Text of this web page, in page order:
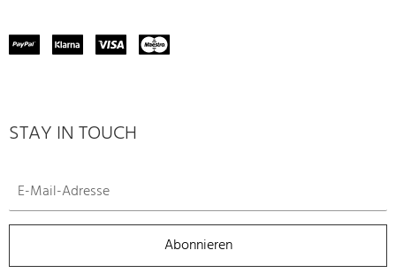
STAY IN TOUCH
Abonnieren